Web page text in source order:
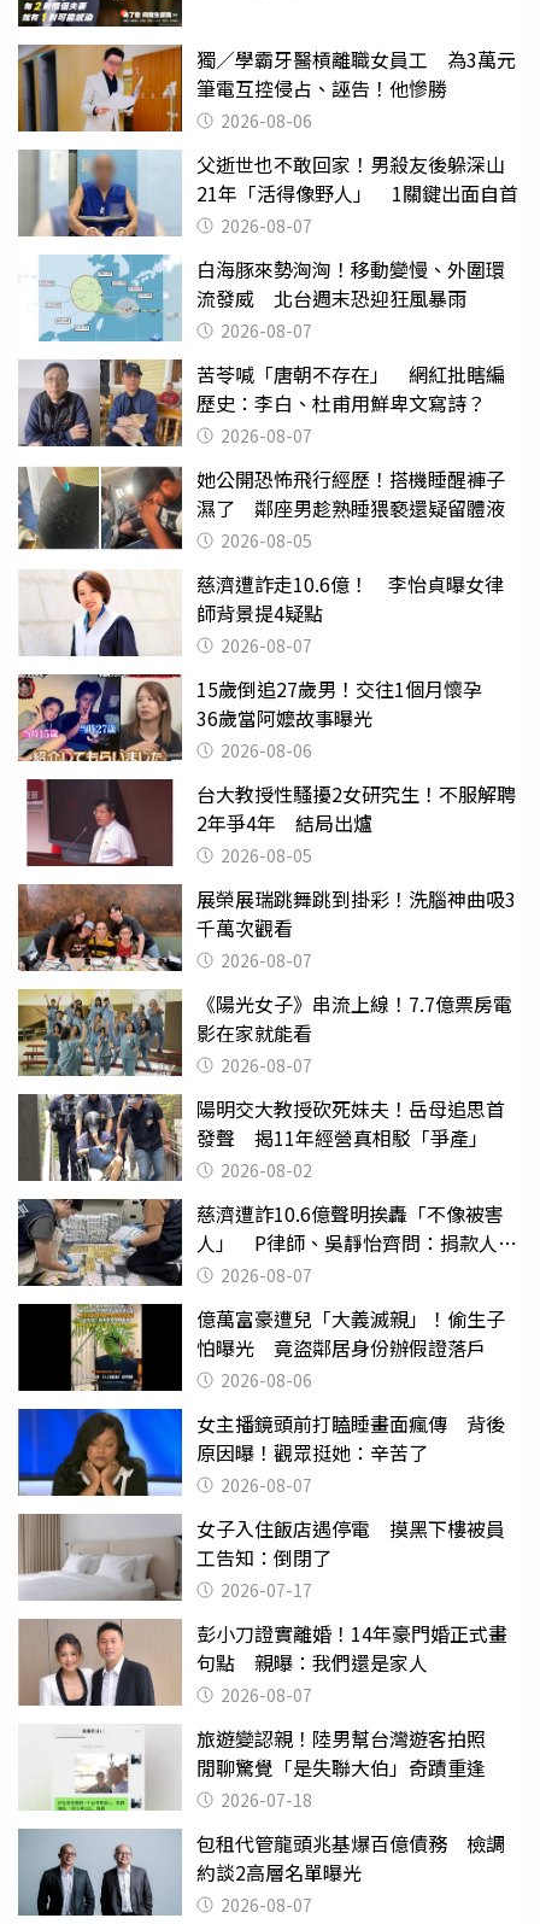
獨／學霸牙醫槓離職女員工 為3萬元
筆電互控侵占、誣告！他慘勝
2026-08-06
父逝世也不敢回家！男殺友後躲深山
21年「活得像野人」 1關鍵出面自首
2026-08-07
白海豚來勢洶洶！移動變慢、外圍環
流發威 北台週末恐迎狂風暴雨
2026-08-07
苦苓喊「唐朝不存在」 網紅批瞎編
歷史：李白、杜甫用鮮卑文寫詩？
2026-08-07
她公開恐怖飛行經歷！搭機睡醒褲子
濕了 鄰座男趁熟睡猥褻還疑留體液
2026-08-05
慈濟遭詐走10.6億！ 李怡貞曝女律
師背景提4疑點
2026-08-07
15歲倒追27歲男！交往1個月懷孕
36歲當阿嬤故事曝光
2026-08-06
台大教授性騷擾2女研究生！不服解聘
2年爭4年 結局出爐
2026-08-05
展榮展瑞跳舞跳到掛彩！洗腦神曲吸3
千萬次觀看
2026-08-07
《陽光女子》串流上線！7.7億票房電
影在家就能看
2026-08-07
陽明交大教授砍死妹夫！岳母追思首
發聲 揭11年經營真相駁「爭產」
2026-08-02
慈濟遭詐10.6億聲明挨轟「不像被害
人」 P律師、吳靜怡齊問：捐款人有
權知道真相
2026-08-07
億萬富豪遭兒「大義滅親」！偷生子
怕曝光 竟盜鄰居身份辦假證落戶
2026-08-06
女主播鏡頭前打瞌睡畫面瘋傳 背後
原因曝！觀眾挺她：辛苦了
2026-08-07
女子入住飯店遇停電 摸黑下樓被員
工告知：倒閉了
2026-07-17
彭小刀證實離婚！14年豪門婚正式畫
句點 親曝：我們還是家人
2026-08-07
旅遊變認親！陸男幫台灣遊客拍照
閒聊驚覺「是失聯大伯」奇蹟重逢
2026-07-18
包租代管龍頭兆基爆百億債務 檢調
約談2高層名單曝光
2026-08-07